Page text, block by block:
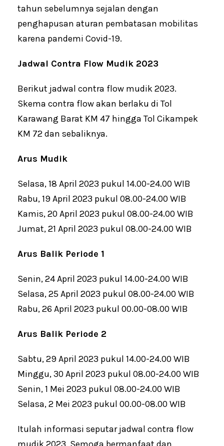
tahun sebelumnya sejalan dengan
penghapusan aturan pembatasan mobilitas
karena pandemi Covid-19.
Jadwal Contra Flow Mudik 2023
Berikut jadwal contra flow mudik 2023.
Skema contra flow akan berlaku di Tol
Karawang Barat KM 47 hingga Tol Cikampek
KM 72 dan sebaliknya.
Arus Mudik
Selasa, 18 April 2023 pukul 14.00-24.00 WIB
Rabu, 19 April 2023 pukul 08.00-24.00 WIB
Kamis, 20 April 2023 pukul 08.00-24.00 WIB
Jumat, 21 April 2023 pukul 08.00-24.00 WIB
Arus Balik Periode 1
Senin, 24 April 2023 pukul 14.00-24.00 WIB
Selasa, 25 April 2023 pukul 08.00-24.00 WIB
Rabu, 26 April 2023 pukul 00.00-08.00 WIB
Arus Balik Periode 2
Sabtu, 29 April 2023 pukul 14.00-24.00 WIB
Minggu, 30 April 2023 pukul 08.00-24.00 WIB
Senin, 1 Mei 2023 pukul 08.00-24.00 WIB
Selasa, 2 Mei 2023 pukul 00.00-08.00 WIB
Itulah informasi seputar jadwal contra flow